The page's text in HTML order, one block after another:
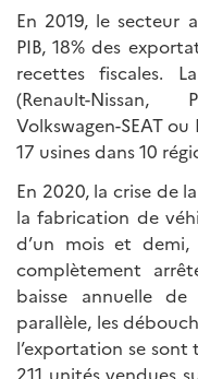
En 2019, le secteur
PIB, 18% des
recettes fiscales.
(Renault-Nissan,
Volkswagen-SEAT
17 usines dans 10
En 2020, la crise de
la fabrication de
d’un mois et
complètement
baisse annuelle
parallèle, les
l’exportation se sont
211 unités vendues